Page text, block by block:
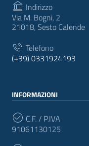
Indirizzo
Via M. Bogni, 2
21018, Sesto Calende
Telefono
(+39) 0331924193
INFORMAZIONI
C.F. / P.IVA
91061130125